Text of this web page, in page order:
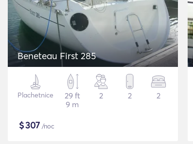
Beneteau First 285
Plachetnice
29 ft
9 m
2 2 2
$307 /noc